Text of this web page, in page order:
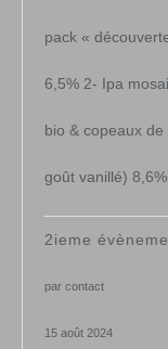
pack «
6,5% 2- Ipa
bio & copeaux
goût vanillé)
2ieme
par contact
15 août 2024